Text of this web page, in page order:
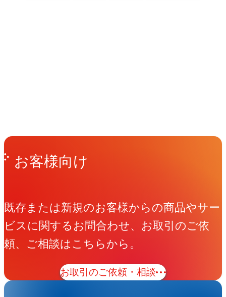
Get in Touchお問い合わせ
お客様向け
既存または新規のお客様からの商品やサー
ビスに関するお問合わせ、お取引のご依
頼、ご相談はこちらから。
お取引のご依頼・相談